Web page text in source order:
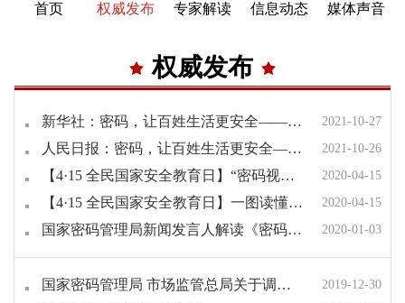
首页 权威发布 专家解读 信息动态 媒体声音
权威发布
2021-10-27
新华社：密码，让百姓生活更安全——《中华人民共和国密码法》颁布两年间
2021-10-26
人民日报：密码，让百姓生活更安全——《中华人民共和国密码法》颁布两周年工作情况综述
2020-04-15
【4·15 全民国家安全教育日】“密码视界”学习强国号今日正式上线
2020-04-15
【4·15 全民国家安全教育日】一图读懂《中华人民共和国密码法》
2020-01-03
国家密码管理局新闻发言人解读《密码法》
2019-12-30
国家密码管理局 市场监管总局关于调整商用密码产品管理方式的公告